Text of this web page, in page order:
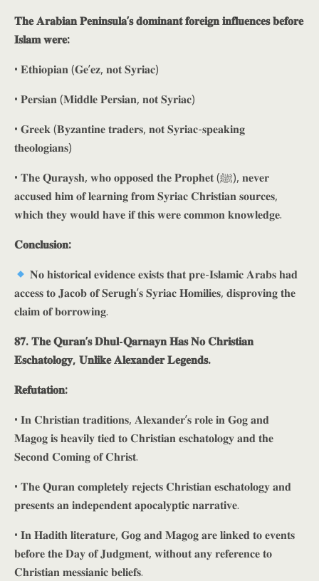
𝐓𝐡𝐞 𝐀𝐫𝐚𝐛𝐢𝐚𝐧 𝐏𝐞𝐧𝐢𝐧𝐬𝐮𝐥𝐚’𝐬 𝐝𝐨𝐦𝐢𝐧𝐚𝐧𝐭 𝐟𝐨𝐫𝐞𝐢𝐠𝐧 𝐢𝐧𝐟𝐥𝐮𝐞𝐧𝐜𝐞𝐬 𝐛𝐞𝐟𝐨𝐫𝐞
𝐈𝐬𝐥𝐚𝐦 𝐰𝐞𝐫𝐞:
• 𝐄𝐭𝐡𝐢𝐨𝐩𝐢𝐚𝐧 (𝐆𝐞’𝐞𝐳, 𝐧𝐨𝐭 𝐒𝐲𝐫𝐢𝐚𝐜)
• 𝐏𝐞𝐫𝐬𝐢𝐚𝐧 (𝐌𝐢𝐝𝐝𝐥𝐞 𝐏𝐞𝐫𝐬𝐢𝐚𝐧, 𝐧𝐨𝐭 𝐒𝐲𝐫𝐢𝐚𝐜)
• 𝐆𝐫𝐞𝐞𝐤 (𝐁𝐲𝐳𝐚𝐧𝐭𝐢𝐧𝐞 𝐭𝐫𝐚𝐝𝐞𝐫𝐬, 𝐧𝐨𝐭 𝐒𝐲𝐫𝐢𝐚𝐜-𝐬𝐩𝐞𝐚𝐤𝐢𝐧𝐠
𝐭𝐡𝐞𝐨𝐥𝐨𝐠𝐢𝐚𝐧𝐬)
• 𝐓𝐡𝐞 𝐐𝐮𝐫𝐚𝐲𝐬𝐡, 𝐰𝐡𝐨 𝐨𝐩𝐩𝐨𝐬𝐞𝐝 𝐭𝐡𝐞 𝐏𝐫𝐨𝐩𝐡𝐞𝐭 (ﷺ), 𝐧𝐞𝐯𝐞𝐫
𝐚𝐜𝐜𝐮𝐬𝐞𝐝 𝐡𝐢𝐦 𝐨𝐟 𝐥𝐞𝐚𝐫𝐧𝐢𝐧𝐠 𝐟𝐫𝐨𝐦 𝐒𝐲𝐫𝐢𝐚𝐜 𝐂𝐡𝐫𝐢𝐬𝐭𝐢𝐚𝐧 𝐬𝐨𝐮𝐫𝐜𝐞𝐬,
𝐰𝐡𝐢𝐜𝐡 𝐭𝐡𝐞𝐲 𝐰𝐨𝐮𝐥𝐝 𝐡𝐚𝐯𝐞 𝐢𝐟 𝐭𝐡𝐢𝐬 𝐰𝐞𝐫𝐞 𝐜𝐨𝐦𝐦𝐨𝐧 𝐤𝐧𝐨𝐰𝐥𝐞𝐝𝐠𝐞.
𝐂𝐨𝐧𝐜𝐥𝐮𝐬𝐢𝐨𝐧:
𝐍𝐨 𝐡𝐢𝐬𝐭𝐨𝐫𝐢𝐜𝐚𝐥 𝐞𝐯𝐢𝐝𝐞𝐧𝐜𝐞 𝐞𝐱𝐢𝐬𝐭𝐬 𝐭𝐡𝐚𝐭 𝐩𝐫𝐞-𝐈𝐬𝐥𝐚𝐦𝐢𝐜 𝐀𝐫𝐚𝐛𝐬 𝐡𝐚𝐝
𝐚𝐜𝐜𝐞𝐬𝐬 𝐭𝐨 𝐉𝐚𝐜𝐨𝐛 𝐨𝐟 𝐒𝐞𝐫𝐮𝐠𝐡’𝐬 𝐒𝐲𝐫𝐢𝐚𝐜 𝐇𝐨𝐦𝐢𝐥𝐢𝐞𝐬, 𝐝𝐢𝐬𝐩𝐫𝐨𝐯𝐢𝐧𝐠 𝐭𝐡𝐞
𝐜𝐥𝐚𝐢𝐦 𝐨𝐟 𝐛𝐨𝐫𝐫𝐨𝐰𝐢𝐧𝐠.
𝟖𝟕. 𝐓𝐡𝐞 𝐐𝐮𝐫𝐚𝐧’𝐬 𝐃𝐡𝐮𝐥-𝐐𝐚𝐫𝐧𝐚𝐲𝐧 𝐇𝐚𝐬 𝐍𝐨 𝐂𝐡𝐫𝐢𝐬𝐭𝐢𝐚𝐧
𝐄𝐬𝐜𝐡𝐚𝐭𝐨𝐥𝐨𝐠𝐲, 𝐔𝐧𝐥𝐢𝐤𝐞 𝐀𝐥𝐞𝐱𝐚𝐧𝐝𝐞𝐫 𝐋𝐞𝐠𝐞𝐧𝐝𝐬.
𝐑𝐞𝐟𝐮𝐭𝐚𝐭𝐢𝐨𝐧:
• 𝐈𝐧 𝐂𝐡𝐫𝐢𝐬𝐭𝐢𝐚𝐧 𝐭𝐫𝐚𝐝𝐢𝐭𝐢𝐨𝐧𝐬, 𝐀𝐥𝐞𝐱𝐚𝐧𝐝𝐞𝐫’𝐬 𝐫𝐨𝐥𝐞 𝐢𝐧 𝐆𝐨𝐠 𝐚𝐧𝐝
𝐌𝐚𝐠𝐨𝐠 𝐢𝐬 𝐡𝐞𝐚𝐯𝐢𝐥𝐲 𝐭𝐢𝐞𝐝 𝐭𝐨 𝐂𝐡𝐫𝐢𝐬𝐭𝐢𝐚𝐧 𝐞𝐬𝐜𝐡𝐚𝐭𝐨𝐥𝐨𝐠𝐲 𝐚𝐧𝐝 𝐭𝐡𝐞
𝐒𝐞𝐜𝐨𝐧𝐝 𝐂𝐨𝐦𝐢𝐧𝐠 𝐨𝐟 𝐂𝐡𝐫𝐢𝐬𝐭.
• 𝐓𝐡𝐞 𝐐𝐮𝐫𝐚𝐧 𝐜𝐨𝐦𝐩𝐥𝐞𝐭𝐞𝐥𝐲 𝐫𝐞𝐣𝐞𝐜𝐭𝐬 𝐂𝐡𝐫𝐢𝐬𝐭𝐢𝐚𝐧 𝐞𝐬𝐜𝐡𝐚𝐭𝐨𝐥𝐨𝐠𝐲 𝐚𝐧𝐝
𝐩𝐫𝐞𝐬𝐞𝐧𝐭𝐬 𝐚𝐧 𝐢𝐧𝐝𝐞𝐩𝐞𝐧𝐝𝐞𝐧𝐭 𝐚𝐩𝐨𝐜𝐚𝐥𝐲𝐩𝐭𝐢𝐜 𝐧𝐚𝐫𝐫𝐚𝐭𝐢𝐯𝐞.
• 𝐈𝐧 𝐇𝐚𝐝𝐢𝐭𝐡 𝐥𝐢𝐭𝐞𝐫𝐚𝐭𝐮𝐫𝐞, 𝐆𝐨𝐠 𝐚𝐧𝐝 𝐌𝐚𝐠𝐨𝐠 𝐚𝐫𝐞 𝐥𝐢𝐧𝐤𝐞𝐝 𝐭𝐨 𝐞𝐯𝐞𝐧𝐭𝐬
𝐛𝐞𝐟𝐨𝐫𝐞 𝐭𝐡𝐞 𝐃𝐚𝐲 𝐨𝐟 𝐉𝐮𝐝𝐠𝐦𝐞𝐧𝐭, 𝐰𝐢𝐭𝐡𝐨𝐮𝐭 𝐚𝐧𝐲 𝐫𝐞𝐟𝐞𝐫𝐞𝐧𝐜𝐞 𝐭𝐨
𝐂𝐡𝐫𝐢𝐬𝐭𝐢𝐚𝐧 𝐦𝐞𝐬𝐬𝐢𝐚𝐧𝐢𝐜 𝐛𝐞𝐥𝐢𝐞𝐟𝐬.